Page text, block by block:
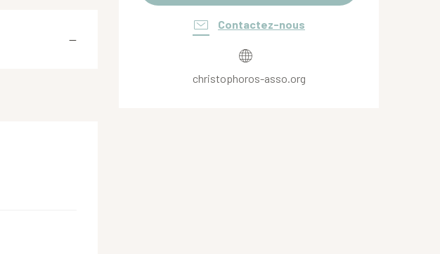
Contactez-nous
christophoros-asso.org
—